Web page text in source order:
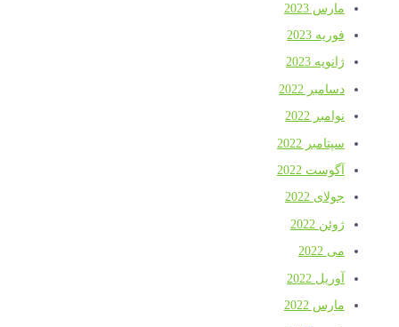
مارس 2023
فوریه 2023
ژانویه 2023
دسامبر 2022
نوامبر 2022
سپتامبر 2022
آگوست 2022
جولای 2022
ژوئن 2022
می 2022
آوریل 2022
مارس 2022